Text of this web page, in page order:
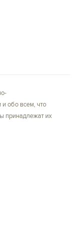
обо всем, что
принадлежат их